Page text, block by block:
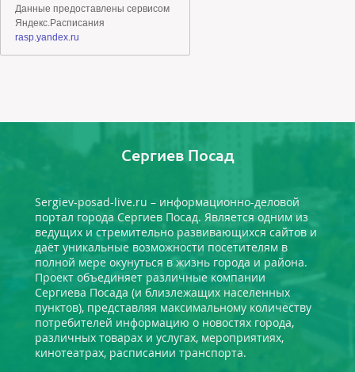
Сергиев Посад
Sergiev-posad-live.ru – информационно-деловой
портал города Сергиев Посад. Является одним из
ведущих и стремительно развивающихся сайтов и
даёт уникальные возможности посетителям в
полной мере окунуться в жизнь города и района.
Проект объединяет различные компании
Сергиева Посада (и близлежащих населенных
пунктов), представляя максимальному количеству
потребителей информацию о новостях города,
различных товарах и услугах, мероприятиях,
кинотеатрах, расписании транспорта.